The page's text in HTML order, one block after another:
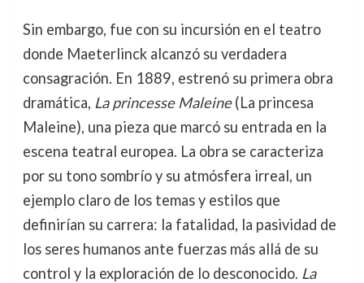
Sin embargo, fue con su incursión en el teatro
donde Maeterlinck alcanzó su verdadera
consagración. En 1889, estrenó su primera obra
dramática, La princesse Maleine(La princesa
Maleine), una pieza que marcó su entrada en la
escena teatral europea. La obra se caracteriza
por su tono sombrío y su atmósfera irreal, un
ejemplo claro de los temas y estilos que
definirían su carrera: la fatalidad, la pasividad de
los seres humanos ante fuerzas más allá de su
control y la exploración de lo desconocido. La